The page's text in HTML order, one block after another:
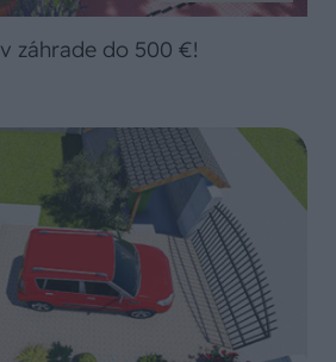
záhrade do 500 €!